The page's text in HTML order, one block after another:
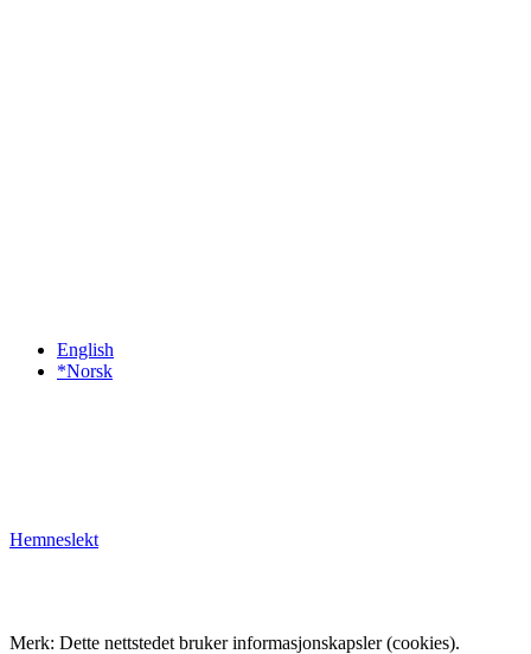
English
*Norsk
Hemneslekt
Merk: Dette nettstedet bruker informasjonskapsler (cookies).